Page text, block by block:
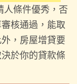
人條件優秀，否
核通過，能取
，房屋增貸要
於你的貸款條